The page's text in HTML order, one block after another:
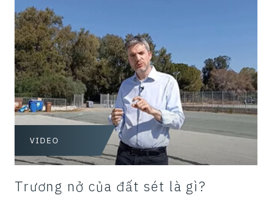
VIDEO
Trương nở của đất sét là gì?